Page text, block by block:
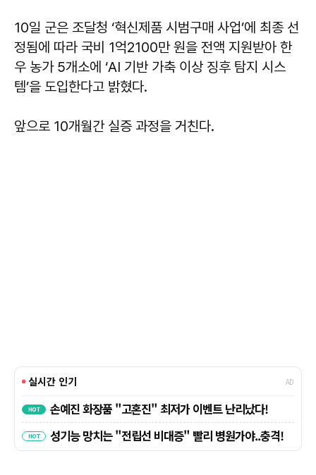
10일 군은 조달청 ‘혁신제품 시범구매 사업’에 최종 선
정됨에 따라 국비 1억2100만 원을 전액 지원받아 한
우 농가 5개소에 ‘AI 기반 가축 이상 징후 탐지 시스
템’을 도입한다고 밝혔다.
앞으로 10개월간 실증 과정을 거친다.